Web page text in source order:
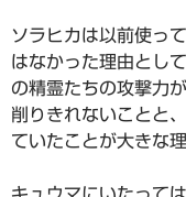
ソラヒカは以前使っ
はなかった理由とし
の精霊たちの攻撃力
削りきれないことと
ていたことが大きな理
キュウマにいたって